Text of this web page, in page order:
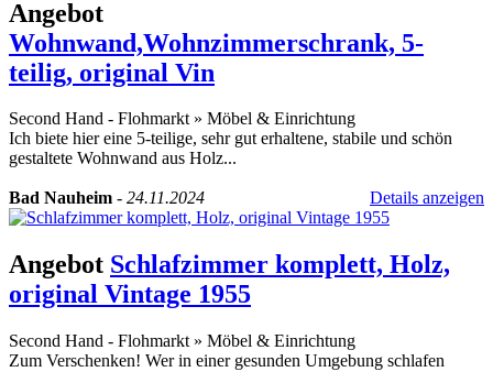
Angebot
Wohnwand,Wohnzimmerschrank, 5-
teilig, original Vin
Second Hand - Flohmarkt » Möbel & Einrichtung
Ich biete hier eine 5-teilige, sehr gut erhaltene, stabile und schön
gestaltete Wohnwand aus Holz...
Bad Nauheim - 24.11.2024 Details anzeigen
Angebot Schlafzimmer komplett, Holz,
original Vintage 1955
Second Hand - Flohmarkt » Möbel & Einrichtung
Zum Verschenken! Wer in einer gesunden Umgebung schlafen